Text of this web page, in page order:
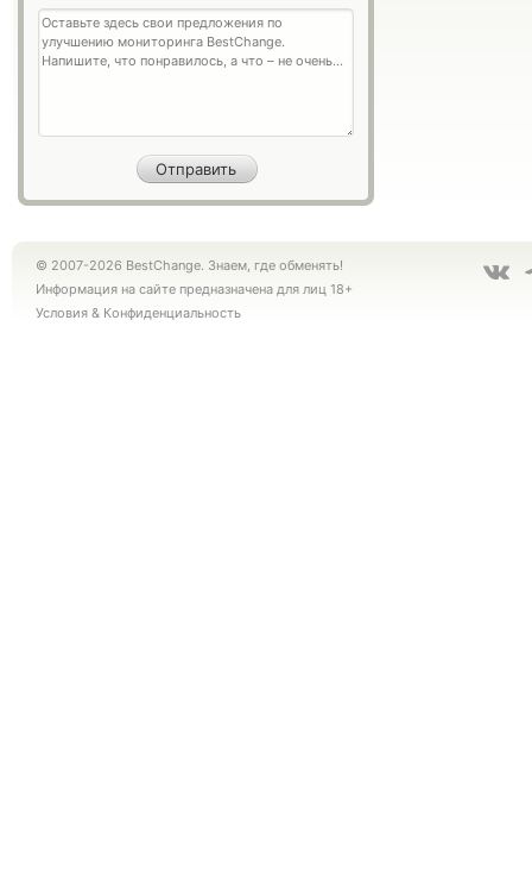
© 2007-2026 BestChange. Знаем, где обменять!
Информация на сайте предназначена для лиц 18+
Условия & Конфиденциальность